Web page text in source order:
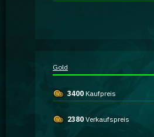
Gold
3400 Kaufpreis
2380 Verkaufspreis